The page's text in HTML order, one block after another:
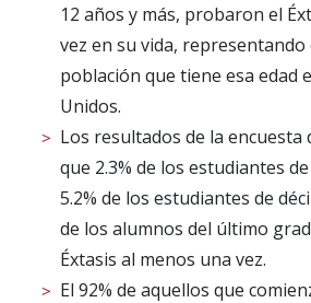
12 años y más, probaron el
vez en su vida, representando
población que tiene esa edad
Unidos.
Los resultados de la encuesta
que 2.3% de los estudiantes
5.2% de los estudiantes de
de los alumnos del último
Éxtasis al menos una vez.
El 92% de aquellos que